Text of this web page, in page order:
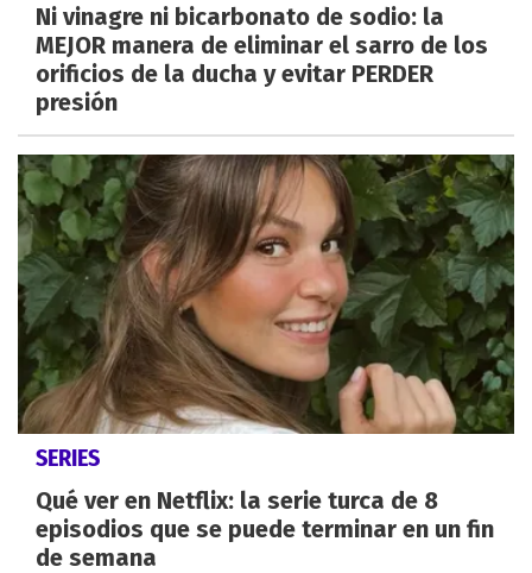
Ni vinagre ni bicarbonato de sodio: la
MEJOR manera de eliminar el sarro de los
orificios de la ducha y evitar PERDER
presión
SERIES
Qué ver en Netflix: la serie turca de 8
episodios que se puede terminar en un fin
de semana